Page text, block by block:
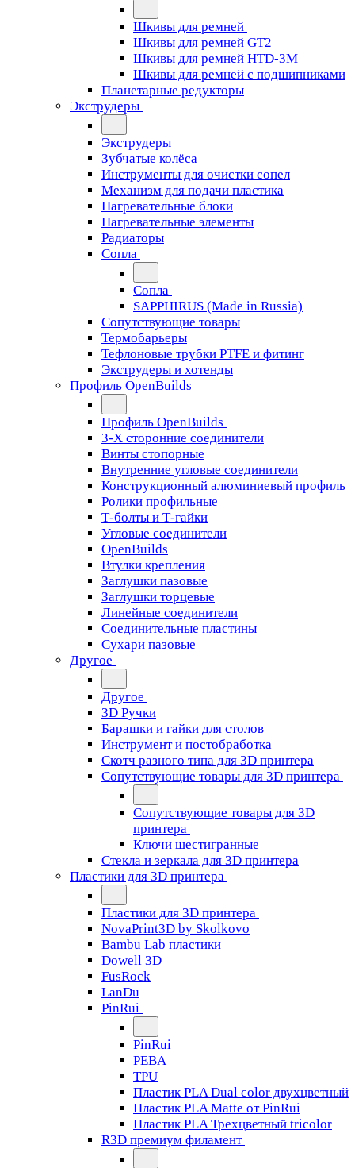
Шкивы для ремней
Шкивы для ремней GT2
Шкивы для ремней HTD-3M
Шкивы для ремней с подшипниками
Планетарные редукторы
Экструдеры
Экструдеры
Зубчатые колёса
Инструменты для очистки сопел
Механизм для подачи пластика
Нагревательные блоки
Нагревательные элементы
Радиаторы
Сопла
Сопла
SAPPHIRUS (Made in Russia)
Сопутствующие товары
Термобарьеры
Тефлоновые трубки PTFE и фитинг
Экструдеры и хотенды
Профиль OpenBuilds
Профиль OpenBuilds
3-Х сторонние соединители
Винты стопорные
Внутренние угловые соединители
Конструкционный алюминиевый профиль
Ролики профильные
Т-болты и Т-гайки
Угловые соединители
OpenBuilds
Втулки крепления
Заглушки пазовые
Заглушки торцевые
Линейные соединители
Соединительные пластины
Сухари пазовые
Другое
Другое
3D Ручки
Барашки и гайки для столов
Инструмент и постобработка
Скотч разного типа для 3D принтера
Сопутствующие товары для 3D принтера
Сопутствующие товары для 3D
принтера
Ключи шестигранные
Стекла и зеркала для 3D принтера
Пластики для 3D принтера
Пластики для 3D принтера
NovaPrint3D by Skolkovo
Bambu Lab пластики
Dowell 3D
FusRock
LanDu
PinRui
PinRui
PEBA
TPU
Пластик PLA Dual color двухцветный
Пластик PLA Matte от PinRui
Пластик PLA Трехцветный tricolor
R3D премиум филамент